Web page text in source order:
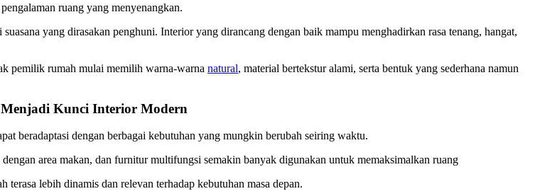
ruang yang menyenangkan.
yang dirasakan penghuni. Interior yang dirancang dengan baik mampu menghadirkan rasa tenang, hangat,
pemilik rumah mulai memilih warna-warna natural, material bertekstur alami, serta bentuk yang sederhana namun
Kunci Interior Modern
beradaptasi dengan berbagai kebutuhan yang mungkin berubah seiring waktu.
area makan, dan furnitur multifungsi semakin banyak digunakan untuk memaksimalkan ruang
lebih dinamis dan relevan terhadap kebutuhan masa depan.